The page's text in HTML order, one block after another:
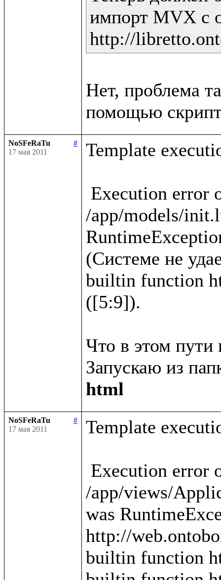
импорт MVX с
Нет, проблема
NoSFeRaTu
#
17 мая 2011
Template
/app/models/
(Системе не
builtin function
([5:9]).
Что в этом пути
Запускаю из
html
NoSFeRaTu
#
17 мая 2011
Template
/app/views/
was
http://
builtin function